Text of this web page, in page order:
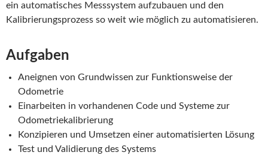
ein automatisches Messsystem aufzubauen und den
Kalibrierungsprozess so weit wie möglich zu automatisieren.
Aufgaben
Aneignen von Grundwissen zur Funktionsweise der
Odometrie
Einarbeiten in vorhandenen Code und Systeme zur
Odometriekalibrierung
Konzipieren und Umsetzen einer automatisierten Lösung
Test und Validierung des Systems